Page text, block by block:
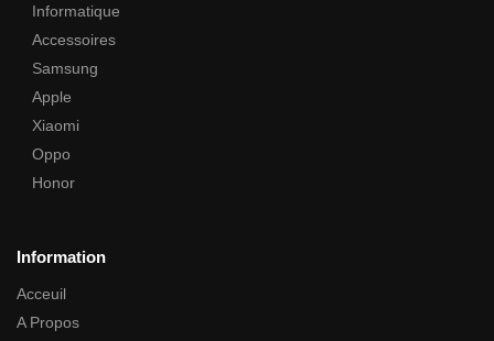
Informatique
Accessoires
Samsung
Apple
Xiaomi
Oppo
Honor
Information
Acceuil
A Propos